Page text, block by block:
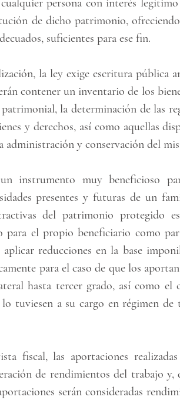
persona con interés
de dicho patrimonio,
suficientes para ese fin.
la ley exige escritura pública
contener un inventario de los
la determinación de las
y derechos, así como aquellas
administración y conservación del
instrumento muy beneficioso
presentes y futuras de un
del patrimonio protegido
para el propio beneficiario como
reducciones en la base
para el caso de que los
hasta tercer grado, así como el
lo tuviesen a su cargo en régimen
fiscal, las aportaciones
de rendimientos del trabajo
serán consideradas